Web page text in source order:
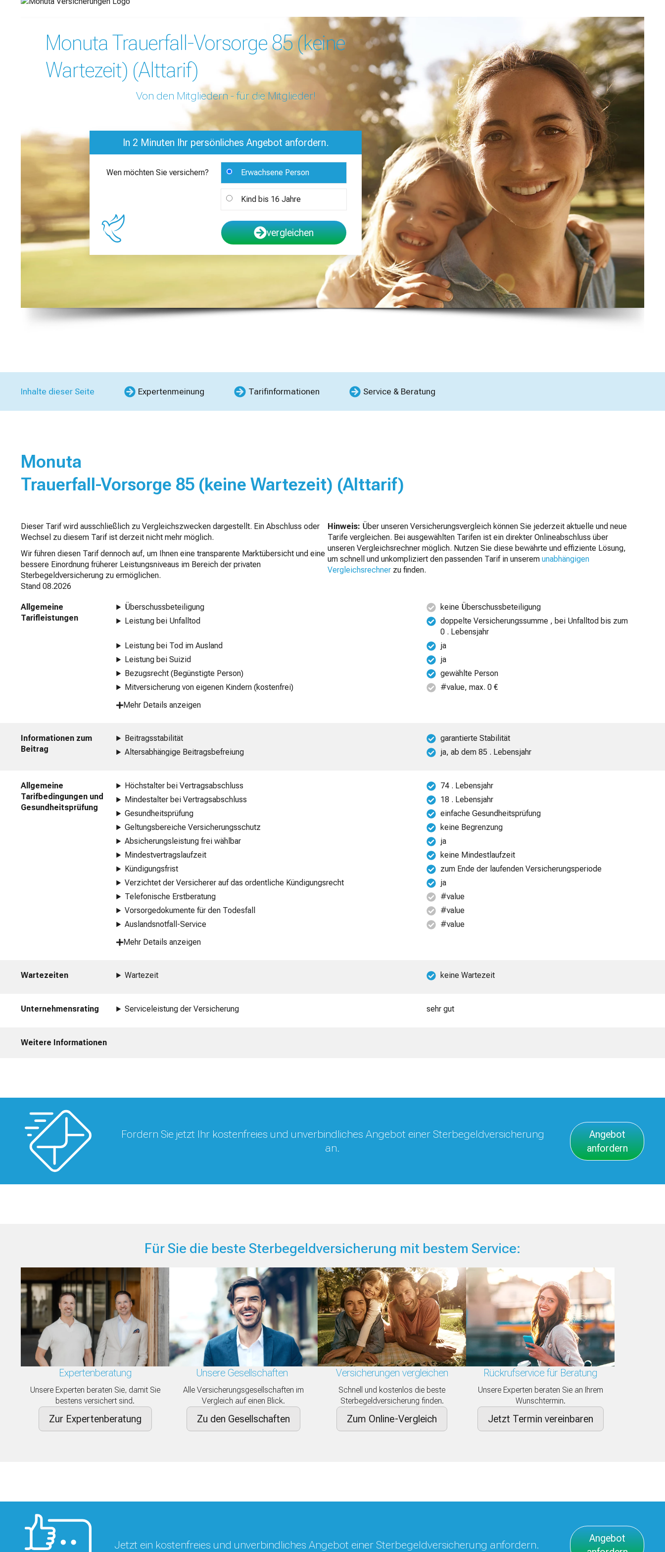
Monuta Trauerfall-Vorsorge 85 (keine
Wartezeit) (Alttarif)
Von den Mitgliedern - für die Mitglieder!
In 2 Minuten Ihr persönliches Angebot anfordern.
Wen möchten Sie versichern? Erwachsene Person
Kind bis 16 Jahre
vergleichen
Inhalte dieser Seite Expertenmeinung Tarifinformationen Service & Beratung
Monuta
Trauerfall-Vorsorge 85 (keine Wartezeit) (Alttarif)
Dieser Tarif wird ausschließlich zu Vergleichszwecken dargestellt. Ein Abschluss oder
Wechsel zu diesem Tarif ist derzeit nicht mehr möglich.
Wir führen diesen Tarif dennoch auf, um Ihnen eine transparente Marktübersicht und eine
bessere Einordnung früherer Leistungsniveaus im Bereich der privaten
Sterbegeldversicherung zu ermöglichen.
Hinweis: Über unseren Versicherungsvergleich können Sie jederzeit aktuelle und neue
Tarife vergleichen. Bei ausgewählten Tarifen ist ein direkter Onlineabschluss über
unseren Vergleichsrechner möglich. Nutzen Sie diese bewährte und effiziente Lösung,
um schnell und unkompliziert den passenden Tarif in unserem unabhängigen
Vergleichsrechner zu finden.
Stand 08.2026
Allgemeine
Tarifleistungen
Überschussbeteiligung
keine Überschussbeteiligung
Leistung bei Unfalltod
doppelte Versicherungssumme , bei Unfalltod bis zum
0 . Lebensjahr
Leistung bei Tod im Ausland
ja
Leistung bei Suizid
ja
Bezugsrecht (Begünstigte Person)
gewählte Person
Mitversicherung von eigenen Kindern (kostenfrei)
#value, max. 0 €
Mehr Details anzeigen
Informationen zum
Beitrag
Beitragsstabilität
garantierte Stabilität
Altersabhängige Beitragsbefreiung
ja, ab dem 85 . Lebensjahr
Allgemeine
Tarifbedingungen und
Gesundheitsprüfung
Höchstalter bei Vertragsabschluss
74 . Lebensjahr
Mindestalter bei Vertragsabschluss
18 . Lebensjahr
Gesundheitsprüfung
einfache Gesundheitsprüfung
Geltungsbereiche Versicherungsschutz
keine Begrenzung
Absicherungsleistung frei wählbar
ja
Mindestvertragslaufzeit
keine Mindestlaufzeit
Kündigungsfrist
zum Ende der laufenden Versicherungsperiode
Verzichtet der Versicherer auf das ordentliche Kündigungsrecht
ja
Telefonische Erstberatung
#value
Vorsorgedokumente für den Todesfall
#value
Auslandsnotfall-Service
#value
Mehr Details anzeigen
Wartezeiten Wartezeit keine Wartezeit
Unternehmensrating Serviceleistung der Versicherung sehr gut
Weitere Informationen
Fordern Sie jetzt Ihr kostenfreies und unverbindliches Angebot einer Sterbegeldversicherung
an.
Angebot
anfordern
Für Sie die beste Sterbegeldversicherung mit bestem Service:
Expertenberatung
Unsere Experten beraten Sie, damit Sie
bestens versichert sind.
Zur Expertenberatung
Unsere Gesellschaften
Alle Versicherungsgesellschaften im
Vergleich auf einen Blick.
Zu den Gesellschaften
Versicherungen vergleichen
Schnell und kostenlos die beste
Sterbegeldversicherung finden.
Zum Online-Vergleich
Rückrufservice für Beratung
Unsere Experten beraten Sie an Ihrem
Wunschtermin.
Jetzt Termin vereinbaren
Jetzt ein kostenfreies und unverbindliches Angebot einer Sterbegeldversicherung anfordern.
Angebot